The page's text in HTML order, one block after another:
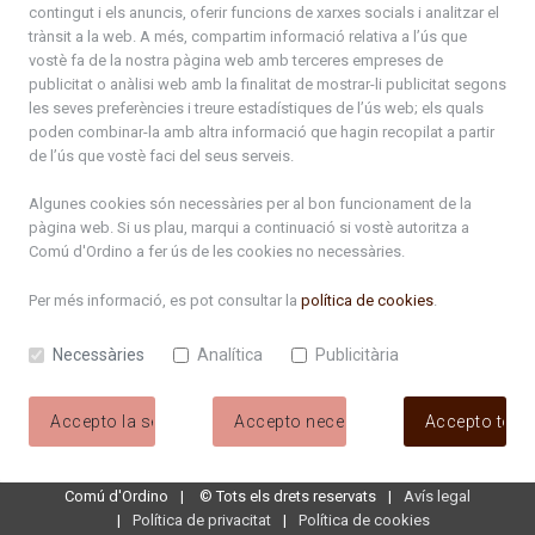
trobat amb Maria del Mar Coma i Eduard Betriu i els han allargat la mà
per participar en els projectes que el Comú consideri oportú
Llegir més
contingut i els anuncis, oferir funcions de xarxes socials i analitzar el
trànsit a la web. A més, compartim informació relativa a l’ús que
vostè fa de la nostra pàgina web amb terceres empreses de
publicitat o anàlisi web amb la finalitat de mostrar-li publicitat segons
les seves preferències i treure estadístiques de l’ús web; els quals
poden combinar-la amb altra informació que hagin recopilat a partir
de l’ús que vostè faci del seus serveis.
Algunes cookies són necessàries per al bon funcionament de la
pàgina web. Si us plau, marqui a continuació si vostè autoritza a
Comú d'Ordino a fer ús de les cookies no necessàries.
Per més informació, es pot consultar la política de cookies.
Necessàries Analítica Publicitària
Accepto la selecció Accepto necessàries Accepto
Comú d'Ordino ©Tots els drets reservats
Avís legal
Política de privacitat
Política de cookies